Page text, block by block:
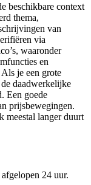
beschikbare context
thema,
van
via
waaronder
en
je een grote
daadwerkelijke
Een goede
prijsbewegingen.
meestal langer duurt
24 uur.